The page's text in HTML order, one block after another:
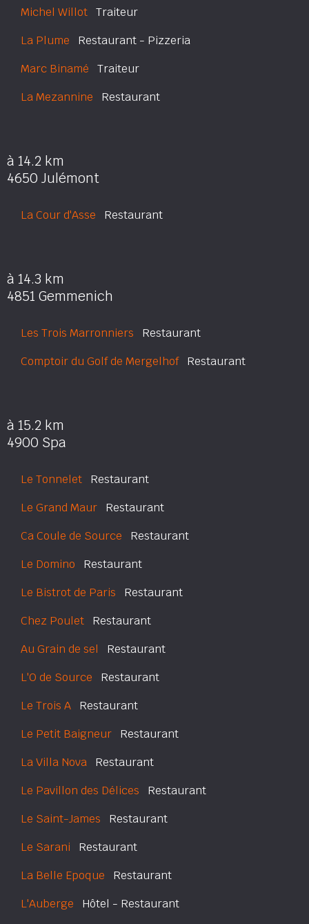
Michel Willot Traiteur
La Plume Restaurant - Pizzeria
Marc Binamé Traiteur
La Mezannine Restaurant
à 14.2 km
4650 Julémont
La Cour d'Asse Restaurant
à 14.3 km
4851 Gemmenich
Les Trois Marronniers Restaurant
Comptoir du Golf de MergelhofRestaurant
à 15.2 km
4900 Spa
Le Tonnelet Restaurant
Le Grand Maur Restaurant
Ca Coule de Source Restaurant
Le Domino Restaurant
Le Bistrot de Paris Restaurant
Chez Poulet Restaurant
Au Grain de sel Restaurant
L'O de Source Restaurant
Le Trois A Restaurant
Le Petit Baigneur Restaurant
La Villa Nova Restaurant
Le Pavillon des Délices Restaurant
Le Saint-James Restaurant
Le Sarani Restaurant
La Belle Epoque Restaurant
L'Auberge Hôtel - Restaurant